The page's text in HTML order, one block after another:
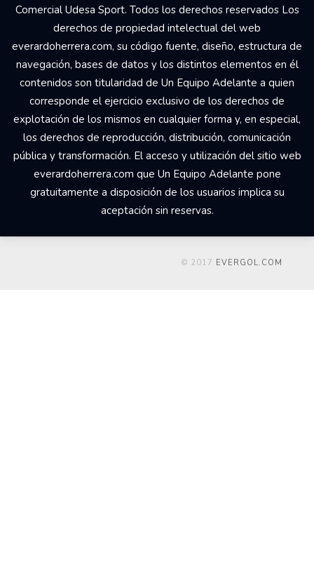
Comercial Udesa Sport. Todos los derechos reservados Los
derechos de propiedad intelectual del web
everardoherrera.com, su código fuente, diseño, estructura de
navegación, bases de datos y los distintos elementos en él
contenidos son titularidad de Un Equipo Adelante a quien
corresponde el ejercicio exclusivo de los derechos de
explotación de los mismos en cualquier forma y, en especial,
los derechos de reproducción, distribución, comunicación
pública y transformación. El acceso y utilización del sitio web
everardoherrera.com que Un Equipo Adelante pone
gratuitamente a disposición de los usuarios implica su
aceptación sin reservas.
© 2017 EVERGOL.COM